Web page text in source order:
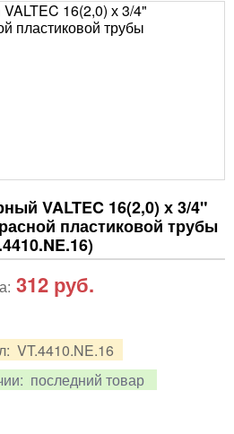
VALTEC 16(2,0) х 3/4"
пластиковой трубы
VT.4410.NE.16
последний товар
312 руб.